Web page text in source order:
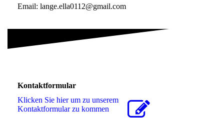
Email: lange.ella0112@gmail.com
Kontaktformular
Klicken Sie hier um zu unserem
Kon­takt­for­mu­lar zu kommen